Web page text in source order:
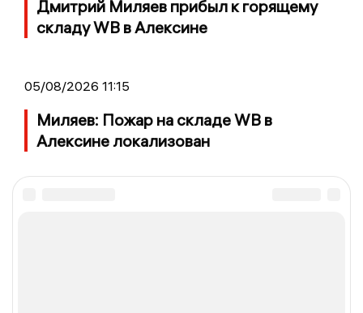
Дмитрий Миляев прибыл к горящему
складу WB в Алексине
05/08/2026 11:15
Миляев: Пожар на складе WB в
Алексине локализован